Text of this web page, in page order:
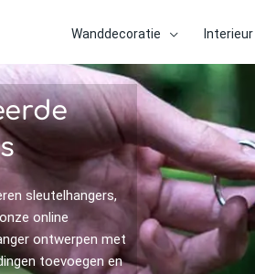
Wanddecoratie Interieur
sleutelhangers,
online
ontwerpen met
toevoegen en